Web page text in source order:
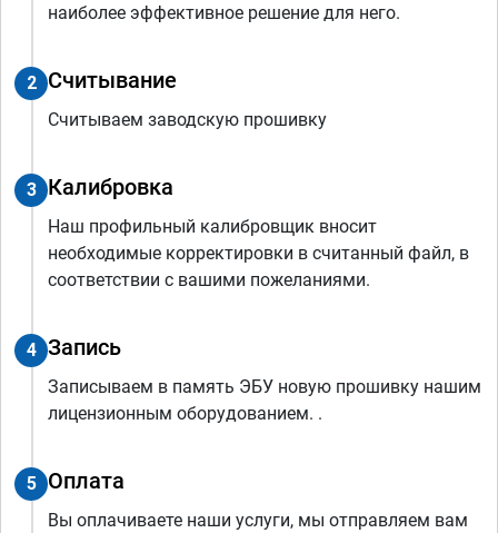
наиболее эффективное решение для него.
2 Считывание
Считываем заводскую прошивку
3 Калибровка
Наш профильный калибровщик вносит
необходимые корректировки в считанный файл, в
соответствии с вашими пожеланиями.
4 Запись
Записываем в память ЭБУ новую прошивку нашим
лицензионным оборудованием. .
5 Оплата
Вы оплачиваете наши услуги, мы отправляем вам